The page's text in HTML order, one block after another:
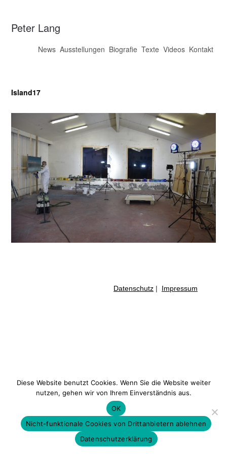
Peter Lang
News Ausstellungen Biografie Texte Videos Kontakt
Island17
Datenschutz | Impressum
Diese Website benutzt Cookies. Wenn Sie die Website weiter
nutzen, gehen wir von Ihrem Einverständnis aus.
OK
Nicht-funktionale Cookies von Drittanbietern ablehnen
Datenschutzerklärung